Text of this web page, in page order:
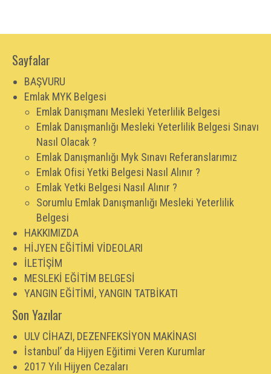
Sayfalar
BAŞVURU
Emlak MYK Belgesi
Emlak Danışmanı Mesleki Yeterlilik Belgesi
Emlak Danışmanlığı Mesleki Yeterlilik Belgesi Sınavı
Nasıl Olacak ?
Emlak Danışmanlığı Myk Sınavı Referanslarımız
Emlak Ofisi Yetki Belgesi Nasıl Alınır ?
Emlak Yetki Belgesi Nasıl Alınır ?
Sorumlu Emlak Danışmanlığı Mesleki Yeterlilik
Belgesi
HAKKIMIZDA
HİJYEN EĞİTİMİ VİDEOLARI
İLETİŞİM
MESLEKİ EĞİTİM BELGESİ
YANGIN EĞİTİMİ, YANGIN TATBİKATI
Son Yazılar
ULV CİHAZI, DEZENFEKSİYON MAKİNASI
İstanbul’ da Hijyen Eğitimi Veren Kurumlar
2017 Yılı Hijyen Cezaları